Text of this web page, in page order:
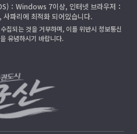
：Windows 7이상, 인터넷 브라우저：
파리에 최적화 되어있습니다.
집되는 것을 거부하며, 이를 위반시 정보통신
유념하시기 바랍니다.